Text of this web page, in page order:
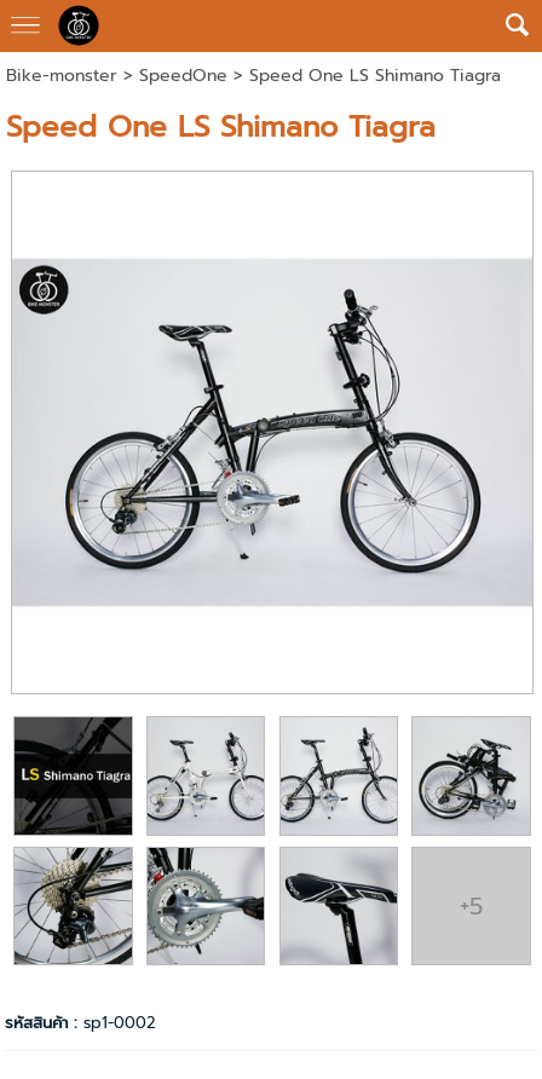
Bike-monster> SpeedOne > Speed One LS Shimano Tiagra
Speed One LS Shimano Tiagra
+5
รหัสสินค้า :sp1-0002